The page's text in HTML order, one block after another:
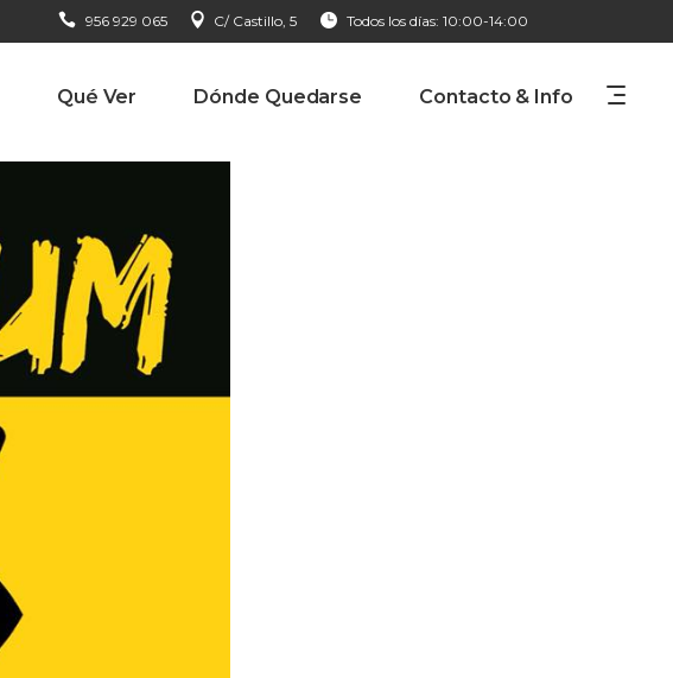
956 929 065 C/ Castillo, 5 Todos los días: 10:00-14:00
Qué Ver Dónde Quedarse Contacto & Info